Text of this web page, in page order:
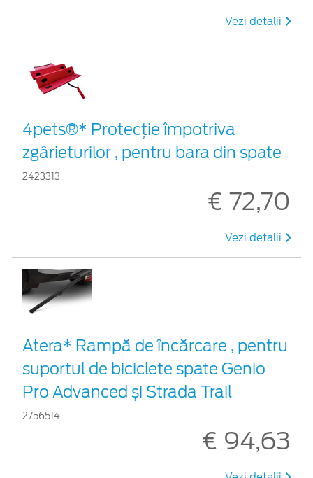
Vezi detalii
4pets®* Protecție împotriva
zgârieturilor , pentru bara din spate
2423313
€ 72,70
Vezi detalii
Atera* Rampă de încărcare , pentru
suportul de biciclete spate Genio
Pro Advanced și Strada Trail
2756514
€ 94,63